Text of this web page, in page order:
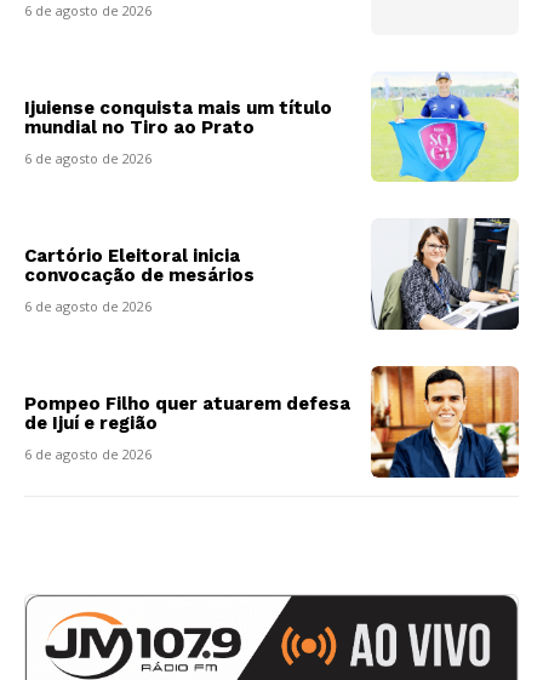
6 de agosto de 2026
Ijuiense conquista mais um título
mundial no Tiro ao Prato
6 de agosto de 2026
Cartório Eleitoral inicia
convocação de mesários
6 de agosto de 2026
Pompeo Filho quer atuarem defesa
de Ijuí e região
6 de agosto de 2026